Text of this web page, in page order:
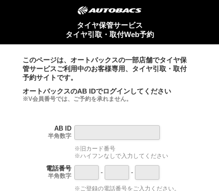
タイヤ保管サービス
タイヤ引取・取付Web予約
このページは、オートバックスの一部店舗でタイヤ保
管サービスご利用中のお客様専用、タイヤ引取・取付
予約サイトです。
オートバックスのAB IDでログインしてください
※V会員番号では、ご予約を承れません。
AB ID
半角数字
※旧カード番号
※ハイフンなしで入力してください
電話番号
半角数字 - -
※ご登録の電話番号をご入力ください。